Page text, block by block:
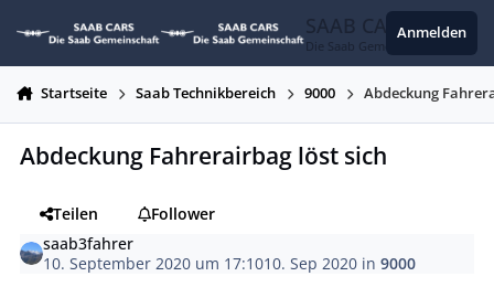
SAAB CARS
Die Saab Gemeinschaft
Anmelden
Startseite Saab Technikbereich 9000 Abdeckung
Abdeckung Fahrerairbag löst sich
Teilen
Follower
saab3fahrer
10. September 2020 um 17:1010. Sep 2020 in9000